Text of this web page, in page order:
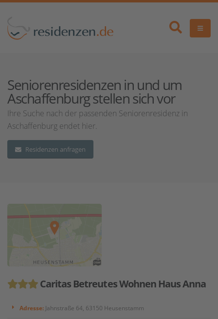
Seniorenresidenzen in und um
Aschaffenburg stellen sich vor
Ihre Suche nach der passenden Seniorenresidenz in
Aschaffenburg endet hier.
Residenzen anfragen
Caritas Betreutes Wohnen Haus Anna
Adresse: Jahnstraße 64, 63150 Heusenstamm